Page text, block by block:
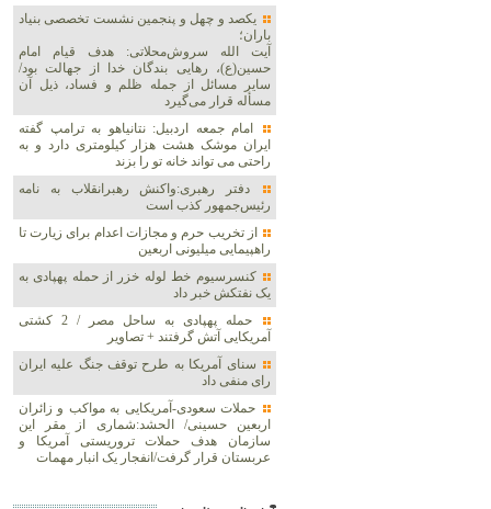
یکصد و چهل و پنجمین نشست تخصصی بنیاد
باران؛
آیت الله سروش‌محلاتی: هدف قیام امام
حسین(ع)، رهایی بندگان خدا از جهالت بود/
سایر مسائل از جمله ظلم و فساد، ذیل آن
مسأله قرار می‌گیرد
امام جمعه اردبیل: نتانیاهو به ترامپ گفته
ایران موشک هشت هزار کیلومتری دارد و به
راحتی می تواند خانه تو را بزند
دفتر رهبری:واکنش رهبرانقلاب به نامه
رئیس‌جمهور کذب است
از تخریب حرم و مجازات اعدام برای زیارت تا
راهپیمایی میلیونی اربعین
کنسرسیوم خط لوله خزر از حمله پهپادی به
یک نفتکش خبر داد
حمله پهپادی به ساحل مصر / 2 کشتی
آمریکایی آتش گرفتند + تصاویر
سنای آمریکا به طرح توقف جنگ علیه ایران
رای منفی داد
حملات سعودی-آمریکایی به مواکب و زائران
اربعین حسینی/ الحشد:شماری از مقر این
سازمان هدف حملات تروریستی آمریکا و
عربستان قرار گرفت/انفجار یک انبار مهمات